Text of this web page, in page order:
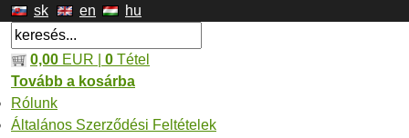
sk en hu
0,00 EUR | 0 Tétel
Tovább a kosárba
Rólunk
Általános Szerződési Feltételek